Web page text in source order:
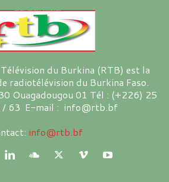
du Burkina (RTB) est la
radiotélévision du Burkina Faso.
Ouagadougou 01 Tél : (+226) 25
63 E-mail : info@rtb.bf
info@rtb.bf